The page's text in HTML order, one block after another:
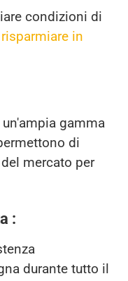
condizioni di
risparmiare in
gamma
di
del mercato per
:
durante tutto il